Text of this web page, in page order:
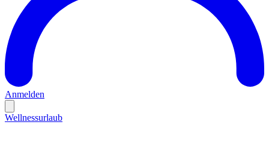
Anmelden
Wellnessurlaub